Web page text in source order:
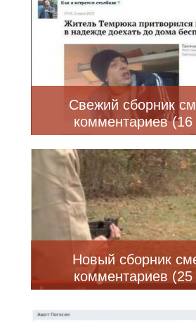
Свежий сборник
комментариев
Новый сборник
комментариев